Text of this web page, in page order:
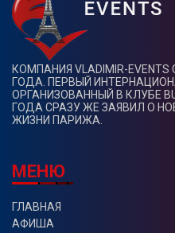
КОМПАНИЯ VLADIMIR-
ГОДА. ПЕРВЫЙ
ОРГАНИЗОВАННЫЙ В КЛУБЕ
ГОДА СРАЗУ ЖЕ ЗАЯВИЛ О
ЖИЗНИ ПАРИЖА.
МЕНЮ
ГЛАВНАЯ
АФИША